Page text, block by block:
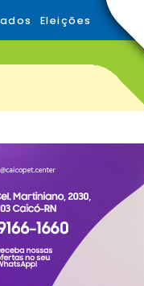
Eleições